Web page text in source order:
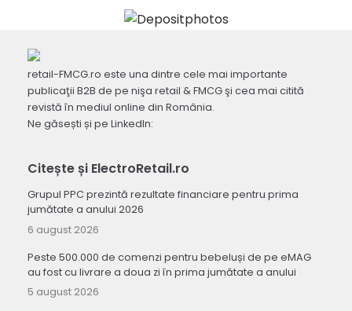
retail-FMCG.ro este una dintre cele mai importante
publicaţii B2B de pe nişa retail & FMCG şi cea mai citită
revistă în mediul online din România.
Ne găsești și pe LinkedIn:
Citește și ElectroRetail.ro
Grupul PPC prezintă rezultate financiare pentru prima
jumătate a anului 2026
6 august 2026
Peste 500.000 de comenzi pentru bebeluși de pe eMAG
au fost cu livrare a doua zi în prima jumătate a anului
5 august 2026